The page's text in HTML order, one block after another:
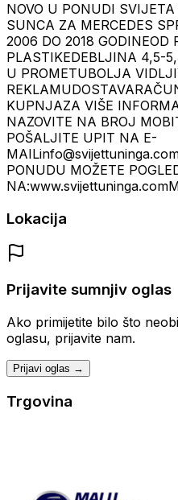
NOVO U PONUDI
SUNCA ZA MERCEDES
2006 DO 2018 GODINEOD
PLASTIKEDEBLJINA 4,5-
U PROMETUBOLJA
KUPNJAZA VIŠE
NAZOVITE NA BROJ
POŠALJITE UPIT NA E-
PONUDU MOŽETE
Lokacija
Prijavite sumnjiv oglas
Ako primijetite bilo što
oglasu, prijavite nam.
Prijavi oglas →
Trgovina